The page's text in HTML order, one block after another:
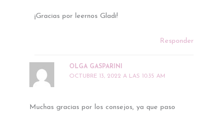
¡Gracias por leernos Gladi!
Responder
OLGA GASPARINI
OCTUBRE 13, 2022 A LAS 10:35 AM
Muchas gracias por los consejos, ya que paso